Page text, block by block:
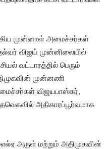
முன்னாள் அமைச்சர்கள்
விஜய் முன்னிலையில்
வட்டாரத்தில் பெரும்
முன்னணி
விஜயபாஸ்கர்,
அதிகாரப்பூர்வமாக
அருள் மற்றும் அதிமுகவின்